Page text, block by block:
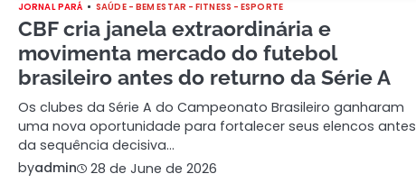
JORNAL PARÁ SAÚDE - BEM ESTAR - FITNESS - ESPORTE
CBF cria janela extraordinária e
movimenta mercado do futebol
brasileiro antes do returno da Série A
Os clubes da Série A do Campeonato Brasileiro ganharam
uma nova oportunidade para fortalecer seus elencos antes
da sequência decisiva…
byadmin 28 de June de 2026